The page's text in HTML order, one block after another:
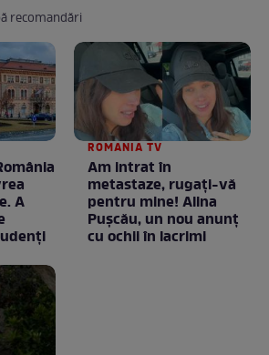
recomandări
A
ROMANIA TV
Am intrat în
metastaze, rugaţi-vă
pentru mine! Alina
Puşcău, un nou anunţ
cu ochii în lacrimi